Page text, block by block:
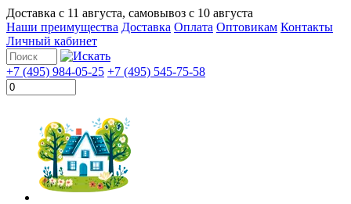
Доставка с 11 августа, самовывоз с 10 августа
Наши преимущества Доставка Оплата Оптовикам Контакты
Личный кабинет
+7 (495) 984-05-25 +7 (495) 545-75-58